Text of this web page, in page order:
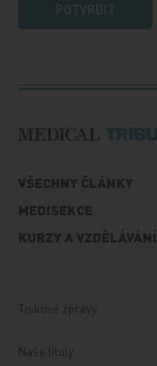
POTVRDIT
VŠECHNY ČLÁNKY
MEDISEKCE
KURZY A VZDĚLÁVÁNÍ
Tiskové zprávy
Naše tituly